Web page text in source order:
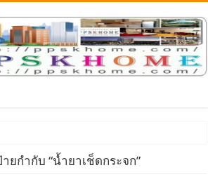
จียรทั่วไป หินเพชร DIAMOND & CBN
ยกำกับ “น้ำยาเช็ดกระจก”